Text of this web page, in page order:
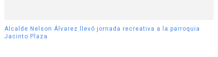
Alcalde Nelson Álvarez llevó jornada recreativa a la parroquia
Jacinto Plaza